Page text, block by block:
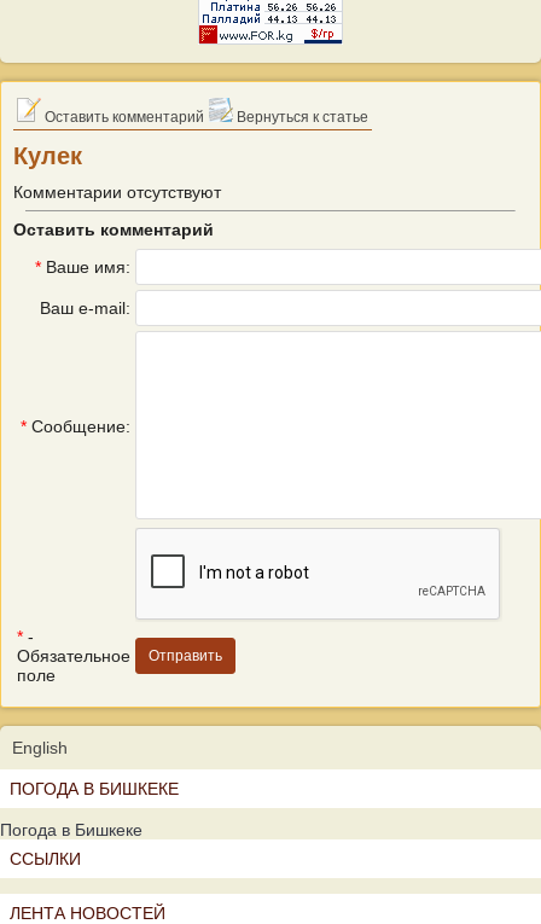
Оставить комментарий Вернуться к статье
Кулек
Комментарии отсутствуют
Оставить комментарий
* Ваше имя:
Ваш e-mail:
* Сообщение:
* -
Обязательное
поле
English
ПОГОДА В БИШКЕКЕ
Погода в Бишкеке
ССЫЛКИ
ЛЕНТА НОВОСТЕЙ